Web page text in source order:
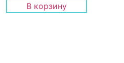
В корзину